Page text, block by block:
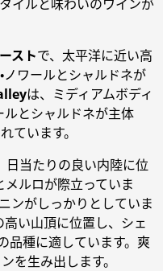
イルと味わいのワインが
ストで、太平洋に近い高
ノワールとシャルドネが
は、ミディアムボディ
ルとシャルドネが主体
ています。
日当たりの良い内陸に位
メルロが際立っていま
ンがしっかりとしていま
高い山頂に位置し、シェ
品種に適しています。爽
を生み出します。